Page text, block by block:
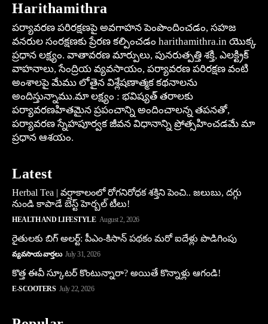
Harithamithra
పర్యావరణ పరిరక్షణపై అవగాహన పెంపొందించడం, సహజ
వనరుల సంరక్షణకు ప్రేరణ కల్పించడం harithamithra.in యొక్క
ప్రధాన లక్ష్యం. వాతావరణ మార్పులు, పునరుత్పత్తి శక్తి, ఎలక్ట్రిక్
వాహనాలు, సేంద్రియ వ్యవసాయం, పర్యావరణ పరిరక్షణ వంటి
అంశాలపై మేము లోతైన విశ్లేషణాత్మక కథనాలను
అందిస్తున్నాము.మా లక్ష్యం : భవిష్యత్ తరాలకు
పర్యావరణహితమైన ప్రపంచాన్ని అందించాలన్న తపనతో,
పర్యావరణ స్నేహపూర్వక జీవన విధానాన్ని ప్రోత్సహించడమే మా
ప్రధాన ఆశయం.
Latest
Herbal Tea | వర్షాకాలంలో రోగనిరోధక శక్తిని పెంచి.. జలుబు, దగ్గు
నుండి కాపాడే బెస్ట్ హెర్బల్ టీలు!
HEALTH AND LIFESTYLE August 2, 2026
రైతులకు బిగ్ అలర్ట్: పీఎం-కిసాన్ పథకం మరో ఐదేళ్లు పొడిగింపు
వ్యవసాయ వార్తలు July 31, 2026
కొత్త ఈవీ స్కూట‌ర్ కొంటున్నారా? అయితే కొన్నాళ్లు ఆగండి!
E-SCOOTERS July 22, 2026